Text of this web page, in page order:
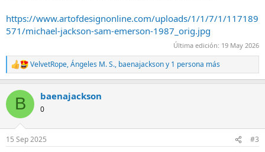
https://www.artofdesignonline.com/uploads/1/1/7/1/117189
571/michael-jackson-sam-emerson-1987_orig.jpg
Última edición: 19 May 2026
R
e
c
i
e
VelvetRope,Ángeles M. S., baenajacksony 1 persona más
B baenajackson
0
15 Sep 2025 #3